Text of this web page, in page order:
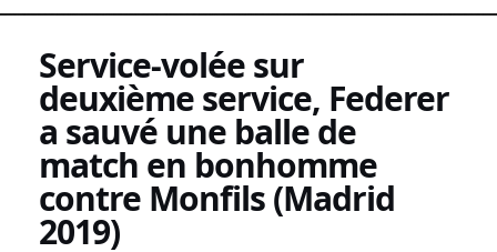
Service-volée sur
deuxième service, Federer
a sauvé une balle de
match en bonhomme
contre Monfils (Madrid
2019)